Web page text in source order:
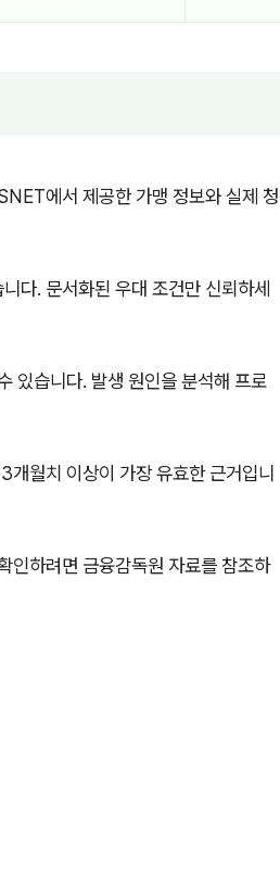
에서 제공한 가맹 정보와 실제 청
다. 문서화된 우대 조건만 신뢰하세
있습니다. 발생 원인을 분석해 프로
월치 이상이 가장 유효한 근거입니
인하려면 금융감독원 자료를 참조하